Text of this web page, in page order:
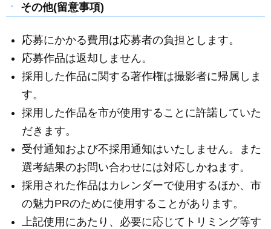
その他(留意事項)
応募にかかる費用は応募者の負担とします。
応募作品は返却しません。
採用した作品に関する著作権は撮影者に帰属しま
す。
採用した作品を市が使用することに許諾していた
だきます。
受付通知および不採用通知はいたしません。また
選考結果のお問い合わせには対応しかねます。
採用された作品はカレンダーで使用するほか、市
の魅力PRのために使用することがあります。
上記使用にあたり、必要に応じてトリミング等す